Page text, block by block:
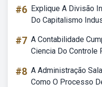
#6 Explique A Divisão
Do Capitalismo
#7 A Contabilidade
Ciencia Do Controle
#8 A Administração
Como O Processo